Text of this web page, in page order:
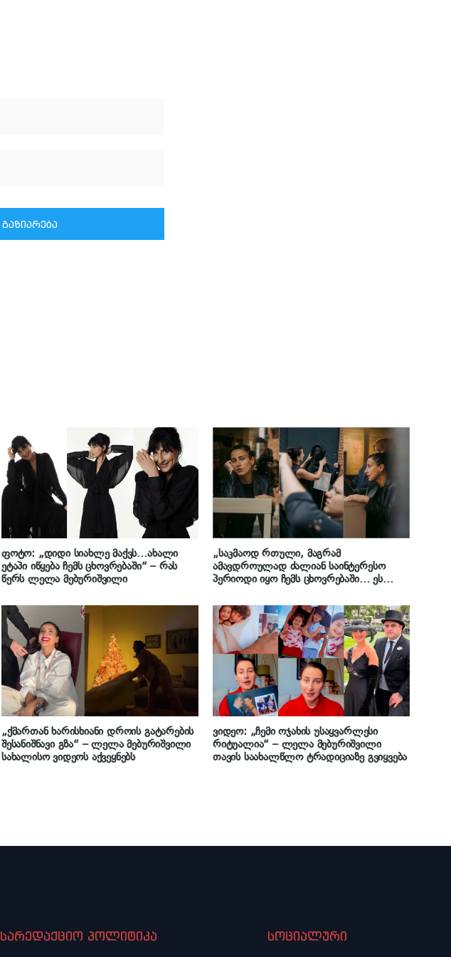
გაზიარება
ფოტო: „დიდი სიახლე მაქვს…ახალი
ეტაპი იწყება ჩემს ცხოვრებაში“ – რას
წერს ლელა მებურიშვილი
„საკმაოდ რთული, მაგრამ
ამავდროულად ძალიან საინტერესო
პერიოდი იყო ჩემს ცხოვრებაში… ეს
ღირდა ეს ყველაფერი…“ – რა კადრებს
ავრცელებს ლელა მებურიშვილი
„ქმართან ხარისხიანი დროის გატარების
შესანიშნავი გზა“ – ლელა მებურიშვილი
სახალისო ვიდეოს აქვეყნებს
ვიდეო: „ჩემი ოჯახის უსაყვარლესი
რიტუალია“ – ლელა მებურიშვილი
თავის საახალწლო ტრადიციაზე გვიყვება
სარედაქციო პოლიტიკა სოციალური